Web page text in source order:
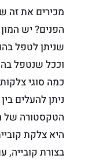
מכירים את זה
הפנים? יש
שניתן לטפל
וככל שנטפל
כמה סוגי
הטקסטורה של
היא צלקת
בצורת קובייה,